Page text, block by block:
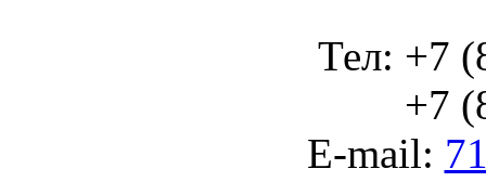
Тел: +7
+7
E-mail: